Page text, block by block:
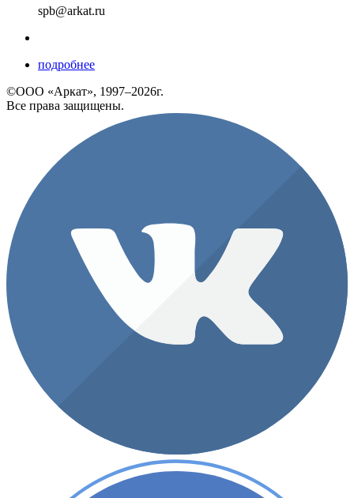
spb@arkat.ru
подробнее
©ООО «Аркат», 1997–2026г.
Все права защищены.